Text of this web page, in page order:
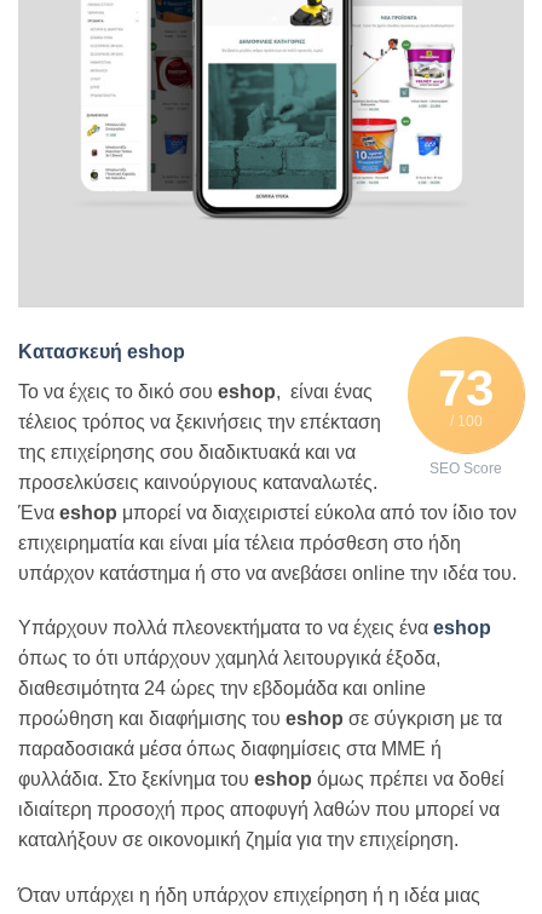
73
/ 100
SEO Score
Κατασκευή eshop
Το να έχεις το δικό σου eshop, είναι ένας
τέλειος τρόπος να ξεκινήσεις την επέκταση
της επιχείρησης σου διαδικτυακά και να
προσελκύσεις καινούργιους καταναλωτές.
Ένα eshop μπορεί να διαχειριστεί εύκολα από τον ίδιο τον
επιχειρηματία και είναι μία τέλεια πρόσθεση στο ήδη
υπάρχον κατάστημα ή στο να ανεβάσει online την ιδέα του.
Υπάρχουν πολλά πλεονεκτήματα το να έχεις ένα eshop
όπως το ότι υπάρχουν χαμηλά λειτουργικά έξοδα,
διαθεσιμότητα 24 ώρες την εβδομάδα και online
προώθηση και διαφήμισης του eshop σε σύγκριση με τα
παραδοσιακά μέσα όπως διαφημίσεις στα ΜΜΕ ή
φυλλάδια. Στο ξεκίνημα του eshop όμως πρέπει να δοθεί
ιδιαίτερη προσοχή προς αποφυγή λαθών που μπορεί να
καταλήξουν σε οικονομική ζημία για την επιχείρηση.
Όταν υπάρχει η ήδη υπάρχον επιχείρηση ή η ιδέα μιας